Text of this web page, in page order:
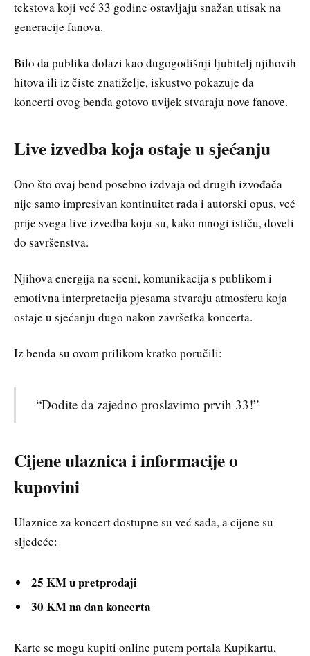
tekstova koji već 33 godine ostavljaju snažan utisak na
generacije fanova.
Bilo da publika dolazi kao dugogodišnji ljubitelj njihovih
hitova ili iz čiste znatiželje, iskustvo pokazuje da
koncerti ovog benda gotovo uvijek stvaraju nove fanove.
Live izvedba koja ostaje u sjećanju
Ono što ovaj bend posebno izdvaja od drugih izvođača
nije samo impresivan kontinuitet rada i autorski opus, već
prije svega live izvedba koju su, kako mnogi ističu, doveli
do savršenstva.
Njihova energija na sceni, komunikacija s publikom i
emotivna interpretacija pjesama stvaraju atmosferu koja
ostaje u sjećanju dugo nakon završetka koncerta.
Iz benda su ovom prilikom kratko poručili:
“Dođite da zajedno proslavimo prvih 33!”
Cijene ulaznica i informacije o
kupovini
Ulaznice za koncert dostupne su već sada, a cijene su
sljedeće:
25 KM u pretprodaji
30 KM na dan koncerta
Karte se mogu kupiti online putem portala Kupikartu,